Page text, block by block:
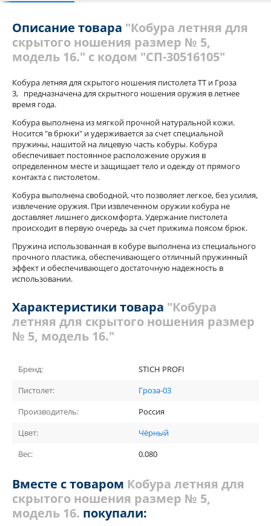
Описание товара "Кобура летняя для
скрытого ношения размер № 5,
модель 16." с кодом "СП-30516105"
Кобура летняя для скрытого ношения пистолета ТТ и Гроза
3, предназначена для скрытного ношения оружия в летнее
время года.
Кобура выполнена из мягкой прочной натуральной кожи.
Носится "в брюки" и удерживается за счет специальной
пружины, нашитой на лицевую часть кобуры. Кобура
обеспечивает постоянное расположение оружия в
определенном месте и защищает тело и одежду от прямого
контакта с пистолетом.
Кобура выполнена свободной, что позволяет легкое, без усилия,
извлечение оружия. При извлеченном оружии кобура не
доставляет лишнего дискомфорта. Удержание пистолета
происходит в первую очередь за счет прижима поясом брюк.
Пружина использованная в кобуре выполнена из специального
прочного пластика, обеспечивающего отличный пружинный
эффект и обеспечивающего достаточную надежность в
использовании.
Характеристики товара "Кобура
летняя для скрытого ношения размер
№ 5, модель 16."
Бренд:
STICH PROFI
Пистолет:
Гроза-03
Производитель:
Россия
Цвет:
Чёрный
Вес:
0.080
Вместе с товаром Кобура летняя для
скрытого ношения размер № 5,
модель 16. покупали: